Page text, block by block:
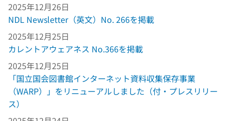
2025年12月26日
NDL Newsletter（英文）No. 266を掲載
2025年12月25日
カレントアウェアネス No.366を掲載
2025年12月25日
「国立国会図書館インターネット資料収集保存事業
（WARP）」をリニューアルしました（付・プレスリリー
ス）